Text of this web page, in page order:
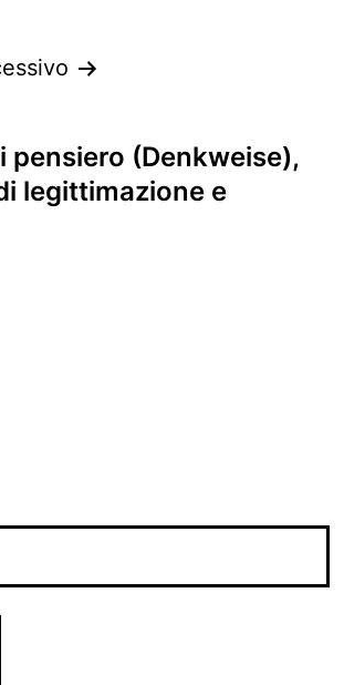
pensiero (Denkweise),
legittimazione e